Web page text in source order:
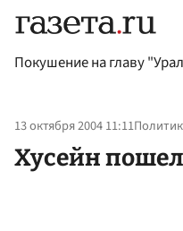
Покушение на главу
13 октября 2004 11:11
Хусейн